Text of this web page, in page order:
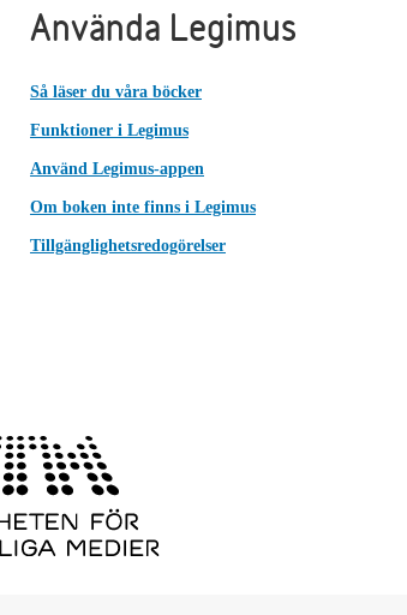
Använda Legimus
Så läser du våra böcker
Funktioner i Legimus
Använd Legimus-appen
Om boken inte finns i Legimus
Tillgänglighetsredogörelser